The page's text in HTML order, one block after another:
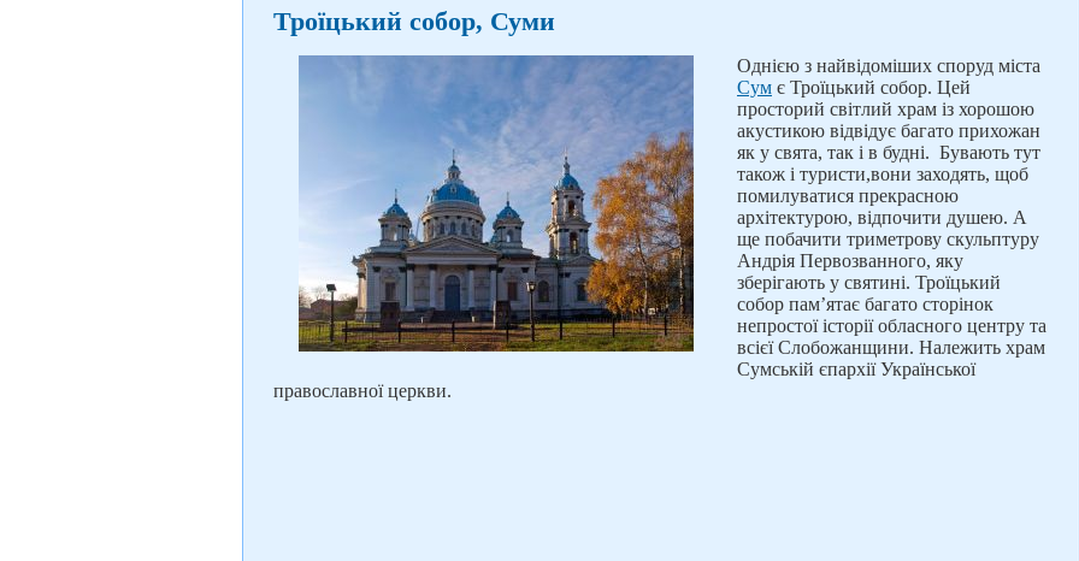
Троїцький собор, Суми
Однією з найвідоміших споруд міста
Сум є Троїцький собор. Цей
просторий світлий храм із хорошою
акустикою відвідує багато прихожан
як у свята, так і в будні. Бувають тут
також і туристи,вони заходять, щоб
помилуватися прекрасною
архітектурою, відпочити душею. А
ще побачити триметрову скульптуру
Андрія Первозванного, яку
зберігають у святині. Троїцький
собор пам’ятає багато сторінок
непростої історії обласного центру та
всієї Слобожанщини. Належить храм
Сумській єпархії Української
православної церкви.